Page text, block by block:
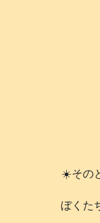
☀️その
ぼくた